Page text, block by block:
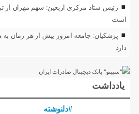
است
پزشکیان: جامعه امروز بیش از هر زمان به
دارد
یادداشت
#دلنوشته